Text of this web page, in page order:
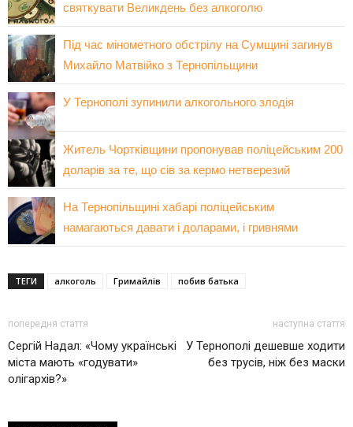
святкувати Великдень без алкоголю
Під час мінометного обстрілу на Сумщині загинув
Михайло Матвійко з Тернопільщини
У Тернополі зупинили алкогольного злодія
Житель Чортківщини пропонував поліцейським 200
доларів за те, що сів за кермо нетверезий
На Тернопільщині хабарі поліцейським
намагаються давати і доларами, і гривнями
ТЕГИ алкоголь Гримайлів побив батька
попередня стаття
Сергій Надал: «Чому українські
міста мають «годувати»
олігархів?»
наступна стаття
У Тернополі дешевше ходити
без трусів, ніж без маски